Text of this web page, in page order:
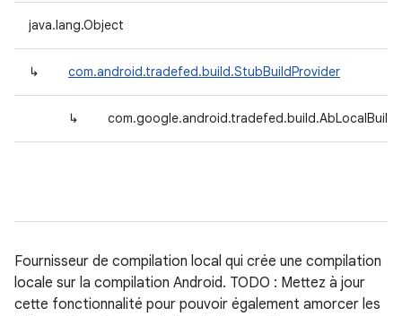
java.lang.Object
↳ com.android.tradefed.build.StubBuildProvider
↳
Fournisseur de compilation local qui crée une compilation
locale sur la compilation Android. TODO : Mettez à jour
cette fonctionnalité pour pouvoir également amorcer les